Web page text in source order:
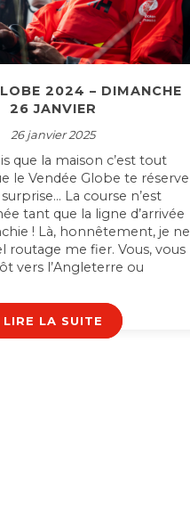
2024 – DIMANCHE
26 JANVIER
26 janvier 2025
que la maison c’est tout
le Vendée Globe te réserve
La course n’est
tant que la ligne d’arrivée
! Là, honnêtement, je ne
routage me fier. Vous, vous
vers l’Angleterre ou
LIRE LA SUITE